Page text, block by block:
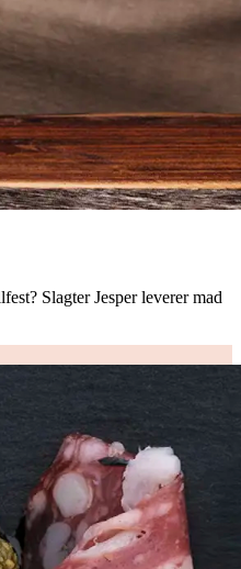
Slagter Jesper leverer mad